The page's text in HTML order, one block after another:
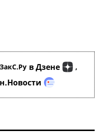
в Дзене ,